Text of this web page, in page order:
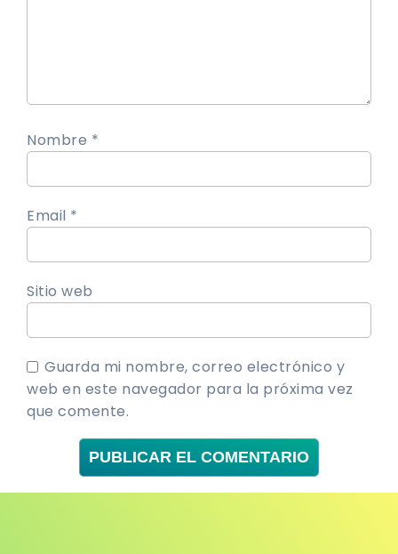
Nombre *
Email *
Sitio web
Guarda mi nombre, correo electrónico y
web en este navegador para la próxima vez
que comente.